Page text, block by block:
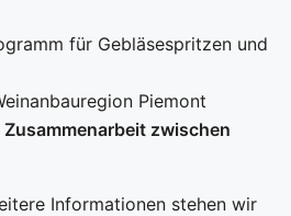
für Gebläsespritzen und
Piemont
zwischen
Informationen stehen wir